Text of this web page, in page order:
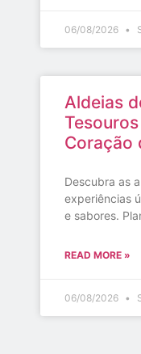
06/08/2026
Aldeias
Coração
Descubra as
experiências
e sabores.
READ MORE »
06/08/2026